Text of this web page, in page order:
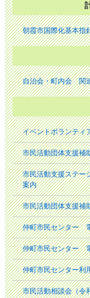
朝霞市国際化基本指
自治会・町内会 関
イベントボランティ
市民活動団体支援補
市民活動支援ステー
案内
市民活動団体支援補
仲町市民センター
仲町市民センター
仲町市民センター利
市民活動相談会（令